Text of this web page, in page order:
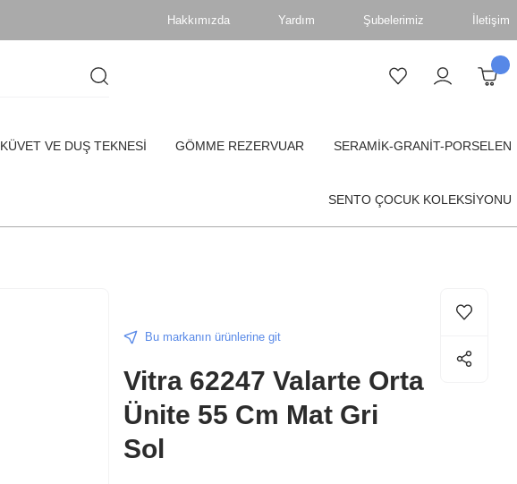
Hakkımızda Yardım Şubelerimiz İletişim
KÜVET VE DUŞ TEKNESİ GÖMME REZERVUAR SERAMİK-GRANİT-PORSELEN
SENTO ÇOCUK KOLEKSİYONU
Bu markanın ürünlerine git
Vitra 62247 Valarte Orta
Ünite 55 Cm Mat Gri
Sol